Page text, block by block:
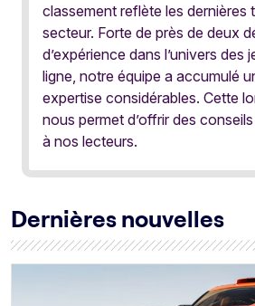
classement reflète les dernières
secteur. Forte de près de deux
d’expérience dans l’univers des
ligne, notre équipe a accumulé
expertise considérables. Cette
nous permet d’offrir des
à nos lecteurs.
Dernières nouvelles